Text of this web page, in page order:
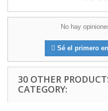
No hay
Sé el primero
30 OTHER
CATEGORY: